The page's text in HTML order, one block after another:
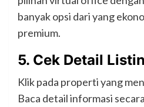
banyak opsi dari yang
premium.
5. Cek Detail
Klik pada properti yang
Baca detail informasi